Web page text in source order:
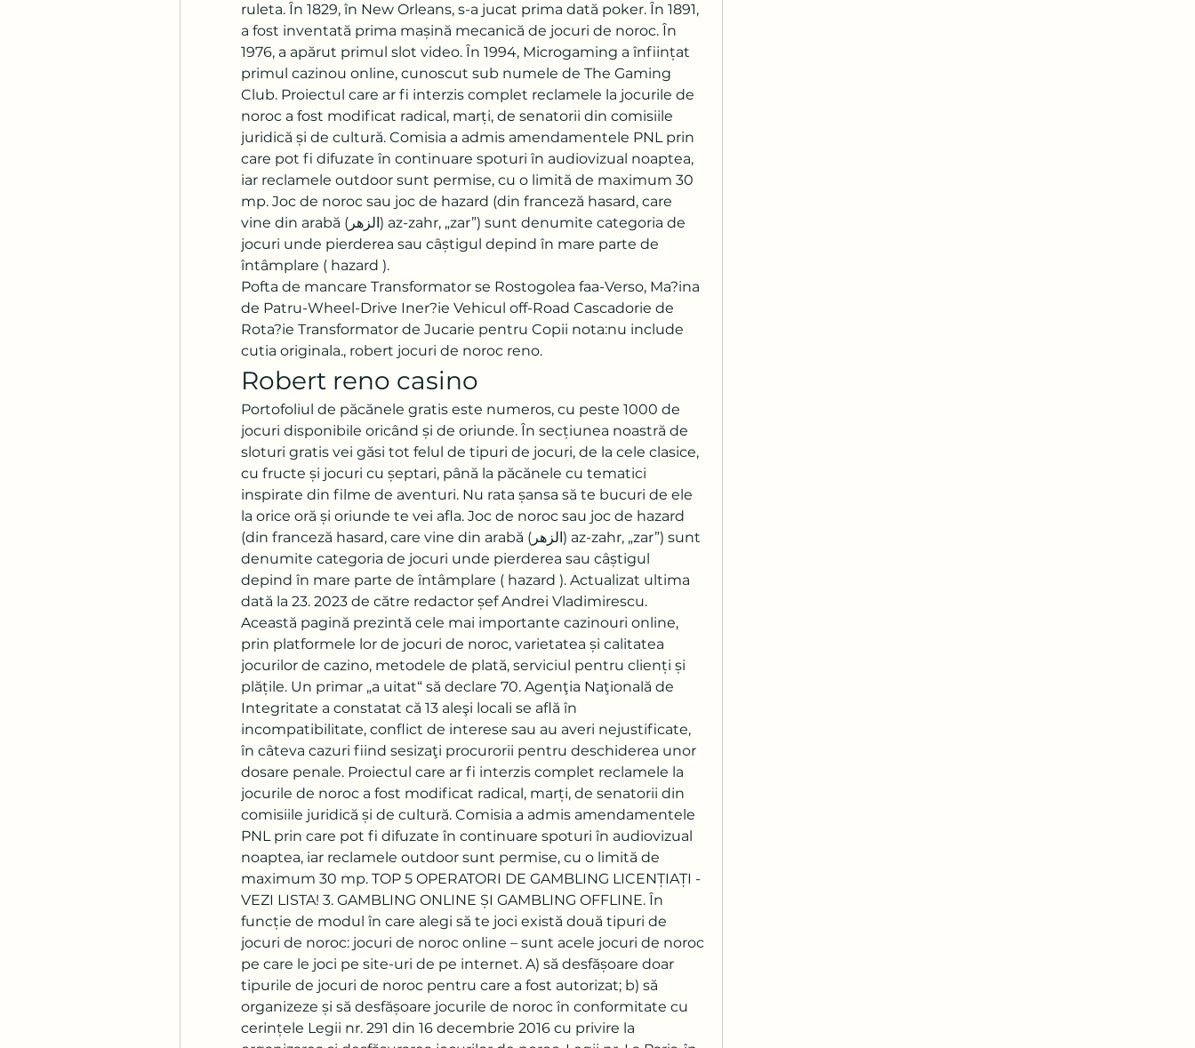
ruleta. În 1829, în New Orleans, s-a jucat prima dată poker. În 1891,
a fost inventată prima mașină mecanică de jocuri de noroc. În
1976, a apărut primul slot video. În 1994, Microgaming a înființat
primul cazinou online, cunoscut sub numele de The Gaming
Club. Proiectul care ar fi interzis complet reclamele la jocurile de
noroc a fost modificat radical, marți, de senatorii din comisiile
juridică și de cultură. Comisia a admis amendamentele PNL prin
care pot fi difuzate în continuare spoturi în audiovizual noaptea,
iar reclamele outdoor sunt permise, cu o limită de maximum 30
mp. Joc de noroc sau joc de hazard (din franceză hasard, care
vine din arabă (الزهر) az-zahr, „zar”) sunt denumite categoria de
jocuri unde pierderea sau câștigul depind în mare parte de
întâmplare ( hazard ).
Pofta de mancare Transformator se Rostogolea faa-Verso, Ma?ina
de Patru-Wheel-Drive Iner?ie Vehicul off-Road Cascadorie de
Rota?ie Transformator de Jucarie pentru Copii nota:nu include
cutia originala., robert jocuri de noroc reno.
Robert reno casino
Portofoliul de păcănele gratis este numeros, cu peste 1000 de
jocuri disponibile oricând și de oriunde. În secțiunea noastră de
sloturi gratis vei găsi tot felul de tipuri de jocuri, de la cele clasice,
cu fructe și jocuri cu șeptari, până la păcănele cu tematici
inspirate din filme de aventuri. Nu rata șansa să te bucuri de ele
la orice oră și oriunde te vei afla. Joc de noroc sau joc de hazard
(din franceză hasard, care vine din arabă (الزهر) az-zahr, „zar”) sunt
denumite categoria de jocuri unde pierderea sau câștigul
depind în mare parte de întâmplare ( hazard ). Actualizat ultima
dată la 23. 2023 de către redactor șef Andrei Vladimirescu.
Această pagină prezintă cele mai importante cazinouri online,
prin platformele lor de jocuri de noroc, varietatea și calitatea
jocurilor de cazino, metodele de plată, serviciul pentru clienți și
plățile. Un primar „a uitat“ să declare 70. Agenţia Naţională de
Integritate a constatat că 13 aleşi locali se află în
incompatibilitate, conflict de interese sau au averi nejustificate,
în câteva cazuri fiind sesizaţi procurorii pentru deschiderea unor
dosare penale. Proiectul care ar fi interzis complet reclamele la
jocurile de noroc a fost modificat radical, marți, de senatorii din
comisiile juridică și de cultură. Comisia a admis amendamentele
PNL prin care pot fi difuzate în continuare spoturi în audiovizual
noaptea, iar reclamele outdoor sunt permise, cu o limită de
maximum 30 mp. TOP 5 OPERATORI DE GAMBLING LICENȚIAȚI -
VEZI LISTA! 3. GAMBLING ONLINE ȘI GAMBLING OFFLINE. În
funcție de modul în care alegi să te joci există două tipuri de
jocuri de noroc: jocuri de noroc online – sunt acele jocuri de noroc
pe care le joci pe site-uri de pe internet. A) să desfășoare doar
tipurile de jocuri de noroc pentru care a fost autorizat; b) să
organizeze și să desfășoare jocurile de noroc în conformitate cu
cerințele Legii nr. 291 din 16 decembrie 2016 cu privire la